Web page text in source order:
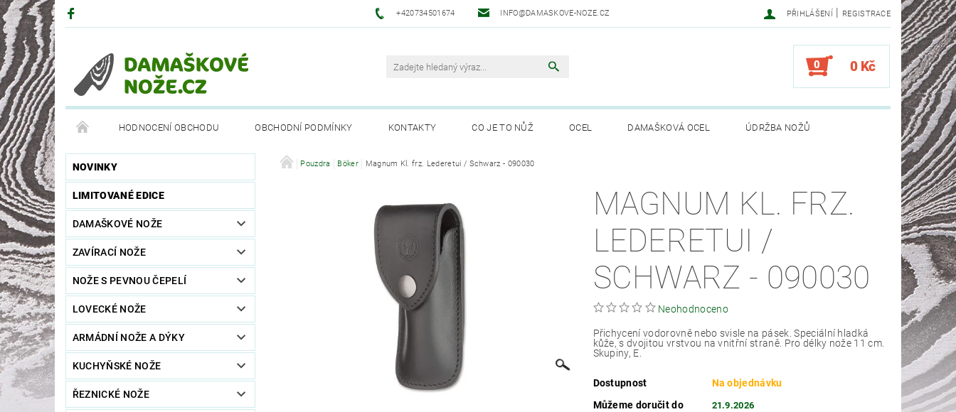
+420734501674 INFO@DAMASKOVE-NOZE.CZ PŘIHLÁŠENÍ | REGISTRACE
0 0 Kč
HODNOCENÍ OBCHODU OBCHODNÍ PODMÍNKY KONTAKTY CO JE TO NŮŽ OCEL DAMAŠKOVÁ OCEL ÚDRŽBA NOŽŮ
DRUHY OCELÍ BÖKEROVA MANUFAKTURA SOLINGEN
NOVINKY
LIMITOVANÉ EDICE
DAMAŠKOVÉ NOŽE
ZAVÍRACÍ NOŽE
NOŽE S PEVNOU ČEPELÍ
LOVECKÉ NOŽE
ARMÁDNÍ NOŽE A DÝKY
KUCHYŇSKÉ NOŽE
ŘEZNICKÉ NOŽE
Pouzdra Böker Magnum Kl. frz. Lederetui / Schwarz - 090030
MAGNUM KL. FRZ.
LEDERETUI /
SCHWARZ - 090030
Neohodnoceno
Přichycení vodorovně nebo svisle na pásek. Speciální hladká
kůže, s dvojitou vrstvou na vnitřní straně. Pro délky nože 11 cm.
Skupiny, E.
Dostupnost
Na objednávku
Můžeme doručit do
21.9.2026